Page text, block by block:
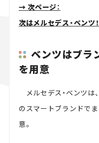
→ 次ページ：
次はメルセデス・ベンツ！
ベンツはブラ
を用意
メルセデス・ベンツは
のスマートブランドで
意。